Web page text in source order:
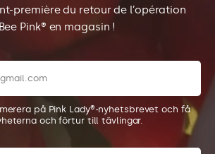
première du retour de l’opération
Bee Pink® en magasin !
på Pink Lady®-nyhetsbrevet och få
och förtur till tävlingar.